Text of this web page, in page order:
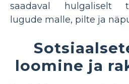
saadaval hulgaliselt
lugude malle, pilte ja
loomine ja